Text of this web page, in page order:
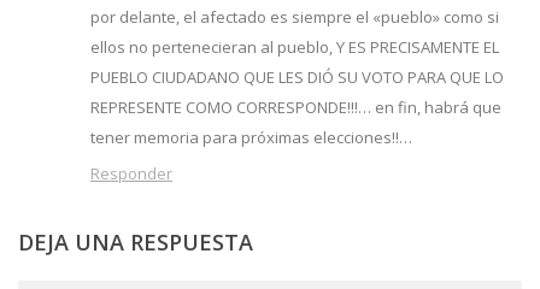
por delante, el afectado es siempre el «pueblo» como si
ellos no pertenecieran al pueblo, Y ES PRECISAMENTE EL
PUEBLO CIUDADANO QUE LES DIÓ SU VOTO PARA QUE LO
REPRESENTE COMO CORRESPONDE!!!… en fin, habrá que
tener memoria para próximas elecciones!!…
Responder
DEJA UNA RESPUESTA